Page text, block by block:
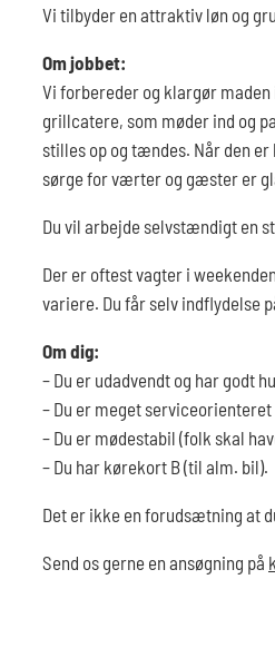
Vi tilbyder en attraktiv løn og
Om jobbet:
Vi forbereder og klargør
grillcatere, som møder ind og
stilles op og tændes. Når den
sørge for værter og gæster er
Du vil arbejde selvstændigt en
Der er oftest vagter i
variere. Du får selv indflydelse
Om dig:
– Du er udadvendt og har godt
– Du er meget
– Du er mødestabil (folk skal
– Du har kørekort B (til alm. bil).
Det er ikke en forudsætning at
Send os gerne en ansøgning på